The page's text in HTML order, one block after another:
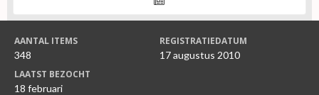
AANTAL ITEMS
348
REGISTRATIEDATUM
17 augustus 2010
LAATST BEZOCHT
18 februari